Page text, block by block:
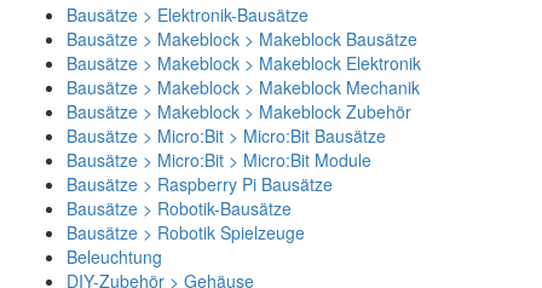
Bausätze > Elektronik-Bausätze
Bausätze > Makeblock > Makeblock Bausätze
Bausätze > Makeblock > Makeblock Elektronik
Bausätze > Makeblock > Makeblock Mechanik
Bausätze > Makeblock > Makeblock Zubehör
Bausätze > Micro:Bit > Micro:Bit Bausätze
Bausätze > Micro:Bit > Micro:Bit Module
Bausätze > Raspberry Pi Bausätze
Bausätze > Robotik-Bausätze
Bausätze > Robotik Spielzeuge
Beleuchtung
DIY-Zubehör > Gehäuse